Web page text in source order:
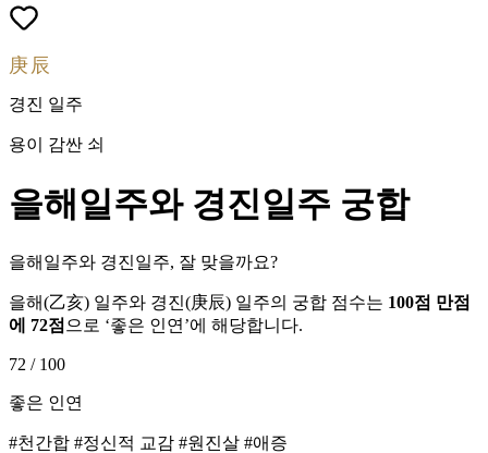
庚辰
경진 일주
용이 감싼 쇠
을해일주와 경진일주 궁합
을해일주와 경진일주, 잘 맞을까요?
을해(乙亥) 일주와 경진(庚辰) 일주의 궁합 점수는 100점 만점
에 72점 으로 ‘좋은 인연 ’에 해당합니다.
72 / 100
좋은 인연
#천간합 #정신적 교감 #원진살 #애증